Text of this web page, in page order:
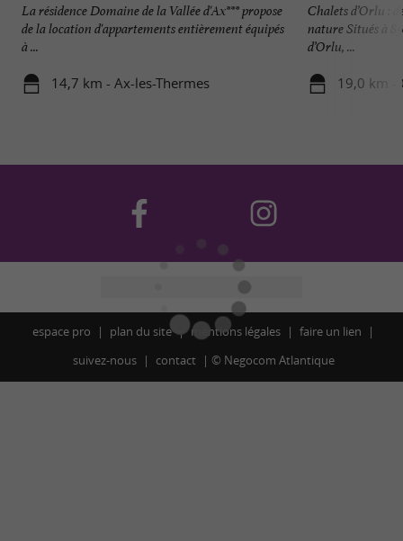
La résidence Domaine de la Vallée d'Ax*** propose
de la location d'appartements entièrement équipés
à ...
14,7 km - Ax-les-Thermes
Chalets d’Orlu :
nature Situés à
d’Orlu, ...
19,0 km -
espace pro plan du site mentions légales
faire un lien
suivez-nous
contact © Negocom Atlantique